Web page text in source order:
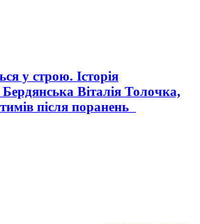
у строю. Історія
Віталія Толочка,
після поранень